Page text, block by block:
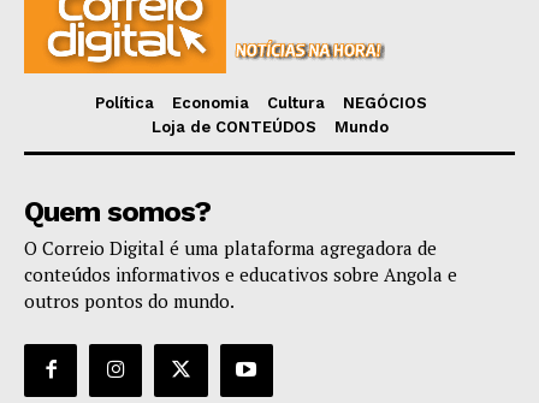
Política Economia Cultura
NEGÓCIOS
Loja de CONTEÚDOS
Mundo
Quem somos?
O Correio Digital é uma plataforma agregadora de
conteúdos informativos e educativos sobre Angola e
outros pontos do mundo.